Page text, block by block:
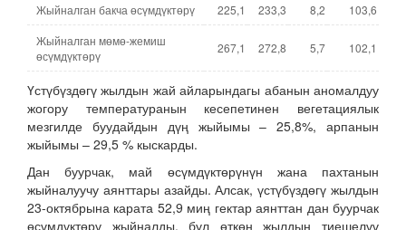
Жыйналган бакча өсүмдүктөрү
225,1 233,3 8,2
103,6
Жыйналган мөмө-жемиш
өсүмдүктөрү
267,1 272,8 5,7 102,1
Үстүбүздөгү жылдын жай айларындагы абанын аномалдуу
жогору температуранын кесепетинен вегетациялык
мезгилде буудайдын дүң жыйымы – 25,8%, арпанын
жыйымы – 29,5 % кыскарды.
Дан буурчак, май өсүмдүктөрүнүн жана пахтанын
жыйналуучу аянттары азайды. Алсак, үстүбүздөгү жылдын
23-октябрына карата 52,9 миң гектар аянттан дан буурчак
өсүмдүктөрү жыйналды, бул өткөн жылдын тиешелүү